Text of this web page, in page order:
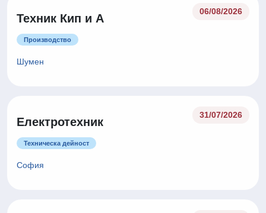
Техник Кип и А
06/08/2026
Производство
Шумен
Електротехник
31/07/2026
Техническа дейност
София